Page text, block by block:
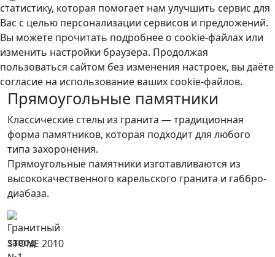
статистику, которая помогает нам улучшить сервис для
Вас с целью персонализации сервисов и предложений.
Вы можете прочитать подробнее о cookie-файлах или
изменить настройки браузера. Продолжая
пользоваться сайтом без изменения настроек, вы даёте
согласие на использование ваших cookie-файлов.
Прямоугольные памятники
Классические стелы из гранита — традиционная
форма памятников, которая подходит для любого
типа захоронения.
Прямоугольные памятники изготавливаются из
высококачественного карельского гранита и габбро-
диабаза.
STONE 2010